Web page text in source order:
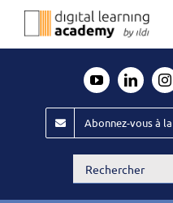
Passer
Évènements ILDI
Offres d’emploi
Abonnez-vous à
Rechercher: